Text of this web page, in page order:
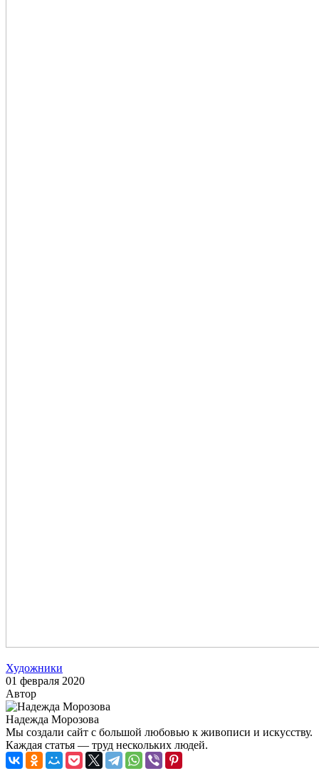
Художники
01 февраля 2020
Автор
Надежда Морозова
Мы создали сайт с большой любовью к живописи и искусству.
Каждая статья — труд нескольких людей.